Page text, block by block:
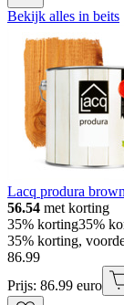
Bekijk alles in beits
Lacq produra
56.54 met korting
35% korting35%
35% korting,
86.99
Prijs: 86.99 euro